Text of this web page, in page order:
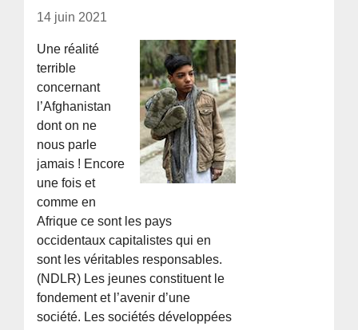
14 juin 2021
Une réalité
terrible
concernant
l’Afghanistan
dont on ne
nous parle
jamais ! Encore
une fois et
comme en
Afrique ce sont les pays
occidentaux capitalistes qui en
sont les véritables responsables.
(NDLR) Les jeunes constituent le
fondement et l’avenir d’une
société. Les sociétés développées